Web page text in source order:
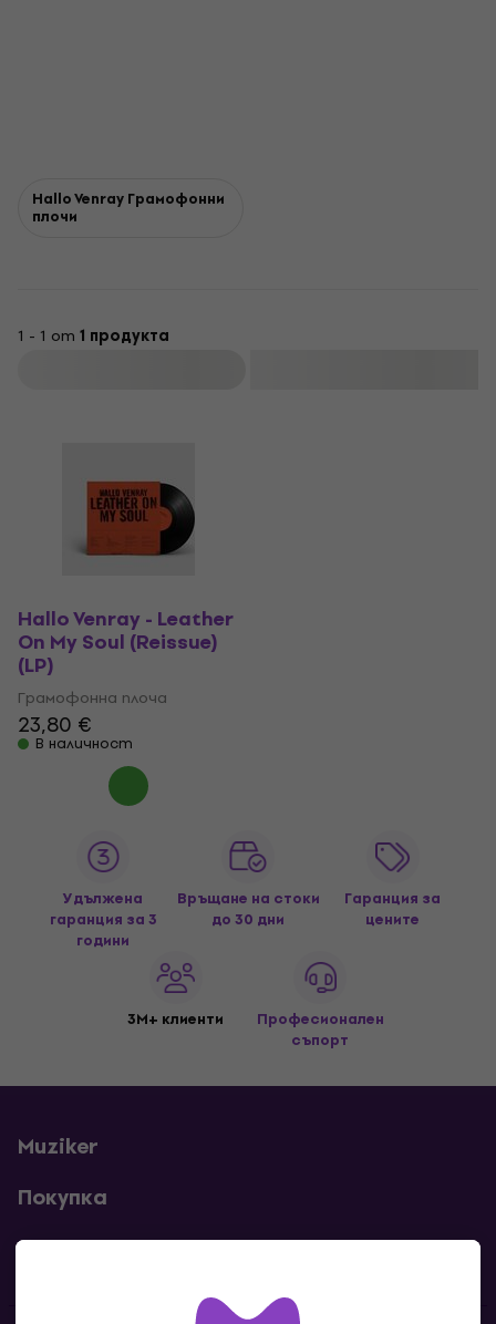
Hallo Venray Грамофонни
плочи
1 - 1 от 1 продукта
Hallo Venray - Leather
On My Soul (Reissue)
(LP)
Грамофонна плоча
23,80 €
В наличност
Удължена
гаранция за 3
години
Връщане на стоки
до 30 дни
Гаранция за
цените
3M+ клиенти
Професионален
съпорт
Muziker
Покупка
Полезни линкове